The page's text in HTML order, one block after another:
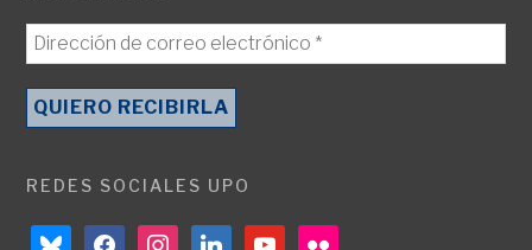
REDES SOCIALES UPO
blueskyfacebookinstagramlinkedinyoutubeflickr